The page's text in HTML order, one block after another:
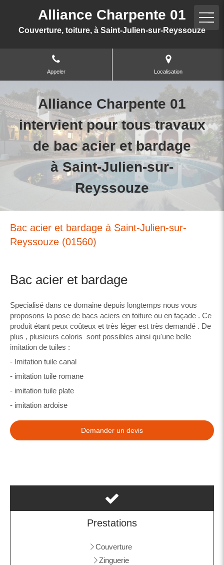
Alliance Charpente 01
Couverture, toiture, à Saint-Julien-sur-Reyssouze
Appeler Localisation
Alliance Charpente 01
intervient pour tous travaux
de bac acier et bardage
à Saint-Julien-sur-
Reyssouze
Bac acier et bardage à Saint-Julien-sur-
Reyssouze (01560)
Bac acier et bardage
Specialisé dans ce domaine depuis longtemps nous vous
proposons la pose de bacs aciers en toiture ou en façade . Ce
produit étant peux coûteux et très léger est très demandé . De
plus , plusieurs coloris sont possibles ainsi qu'une belle
imitation de tuiles :
- Imitation tuile canal
- imitation tuile romane
- imitation tuile plate
- imitation ardoise
Demander un devis
Prestations
Couverture
Zinguerie